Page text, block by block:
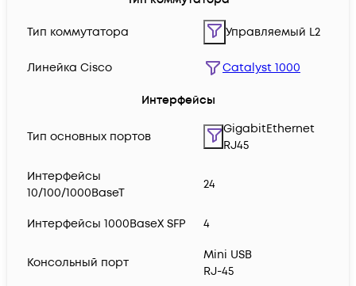
Тип коммутатора Управляемый L2
Линейка Cisco Catalyst 1000
Интерфейсы
Тип основных портов
GigabitEthernet
RJ45
Интерфейсы
10/100/1000BaseT
24
Интерфейсы 1000BaseX SFP 4
Консольный порт
Mini USB
RJ-45